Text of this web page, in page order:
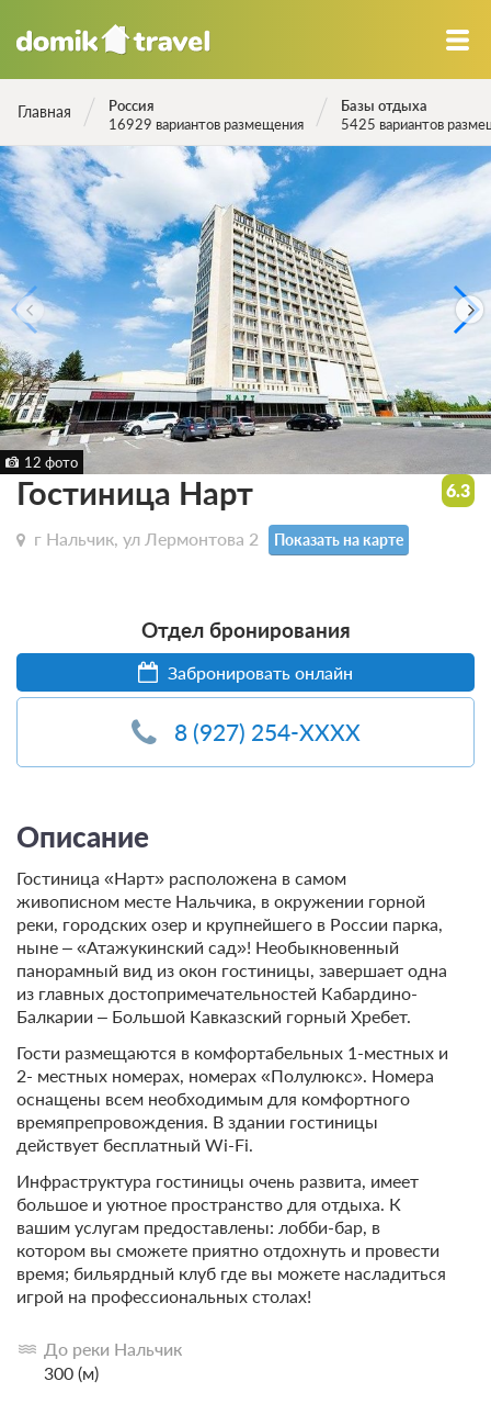
Главная
Россия
16929 вариантов размещения
Базы отдыха
5425 вариантов
12 фото
Гостиница Нарт
г Нальчик, ул Лермонтова 2 Показать на карте
Отдел бронирования
Забронировать онлайн
8 (927) 254-XXXX
6.3
Описание
Гостиница «Нарт» расположена в самом
живописном месте Нальчика, в окружении горной
реки, городских озер и крупнейшего в России парка,
ныне – «Атажукинский сад»! Необыкновенный
панорамный вид из окон гостиницы, завершает одна
из главных достопримечательностей Кабардино-
Балкарии – Большой Кавказский горный Хребет.
Гости размещаются в комфортабельных 1-местных и
2- местных номерах, номерах «Полулюкс». Номера
оснащены всем необходимым для комфортного
времяпрепровождения. В здании гостиницы
действует бесплатный Wi-Fi.
Инфраструктура гостиницы очень развита, имеет
большое и уютное пространство для отдыха. К
вашим услугам предоставлены: лобби-бар, в
котором вы сможете приятно отдохнуть и провести
время; бильярдный клуб где вы можете насладиться
игрой на профессиональных столах!
До реки Нальчик
300 (м)